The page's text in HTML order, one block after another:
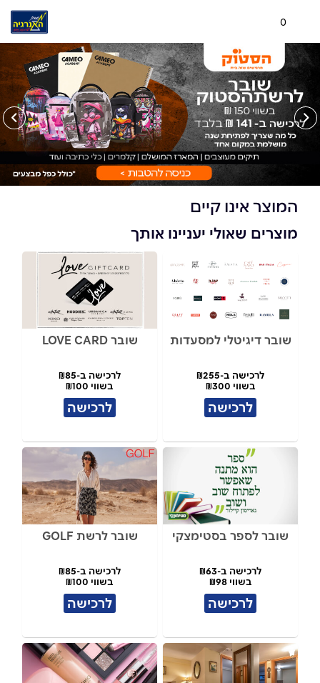
0
המוצר אינו קיים
מוצרים שאולי יעניינו אותך
שובר דיגיטלי למסעדות
לרכישה ב-₪255
בשווי ₪300
לרכישה
שובר LOVE CARD
לרכישה ב-₪85
בשווי ₪100
לרכישה
שובר לספר בסטימצקי
לרכישה ב-₪63
בשווי ₪98
לרכישה
שובר לרשת GOLF
לרכישה ב-₪85
בשווי ₪100
לרכישה